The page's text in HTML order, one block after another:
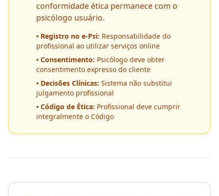
conformidade ética permanece com o
psicólogo usuário.
• Registro no e-Psi: Responsabilidade do
profissional ao utilizar serviços online
• Consentimento: Psicólogo deve obter
consentimento expresso do cliente
• Decisões Clínicas: Sistema não substitui
julgamento profissional
• Código de Ética: Profissional deve cumprir
integralmente o Código